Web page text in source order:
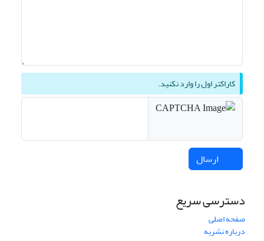
کاراکتر اول را وارد نکنید.
ارسال
دسترسی سریع
صفحه اصلی
درباره نشریه